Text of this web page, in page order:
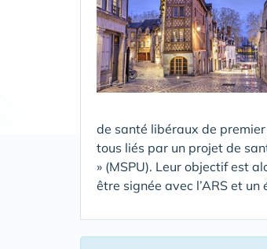
de santé libéraux de
tous liés par un projet de
» (MSPU). Leur objectif est
être signée avec l’ARS et